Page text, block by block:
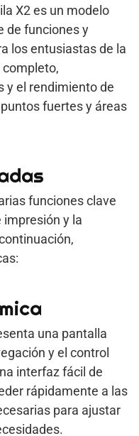
X2 es un modelo
de funciones y
los entusiastas de la
completo,
y el rendimiento de
fuertes y áreas
funciones clave
y la
una pantalla
y el control
interfaz fácil de
rápidamente a las
para ajustar